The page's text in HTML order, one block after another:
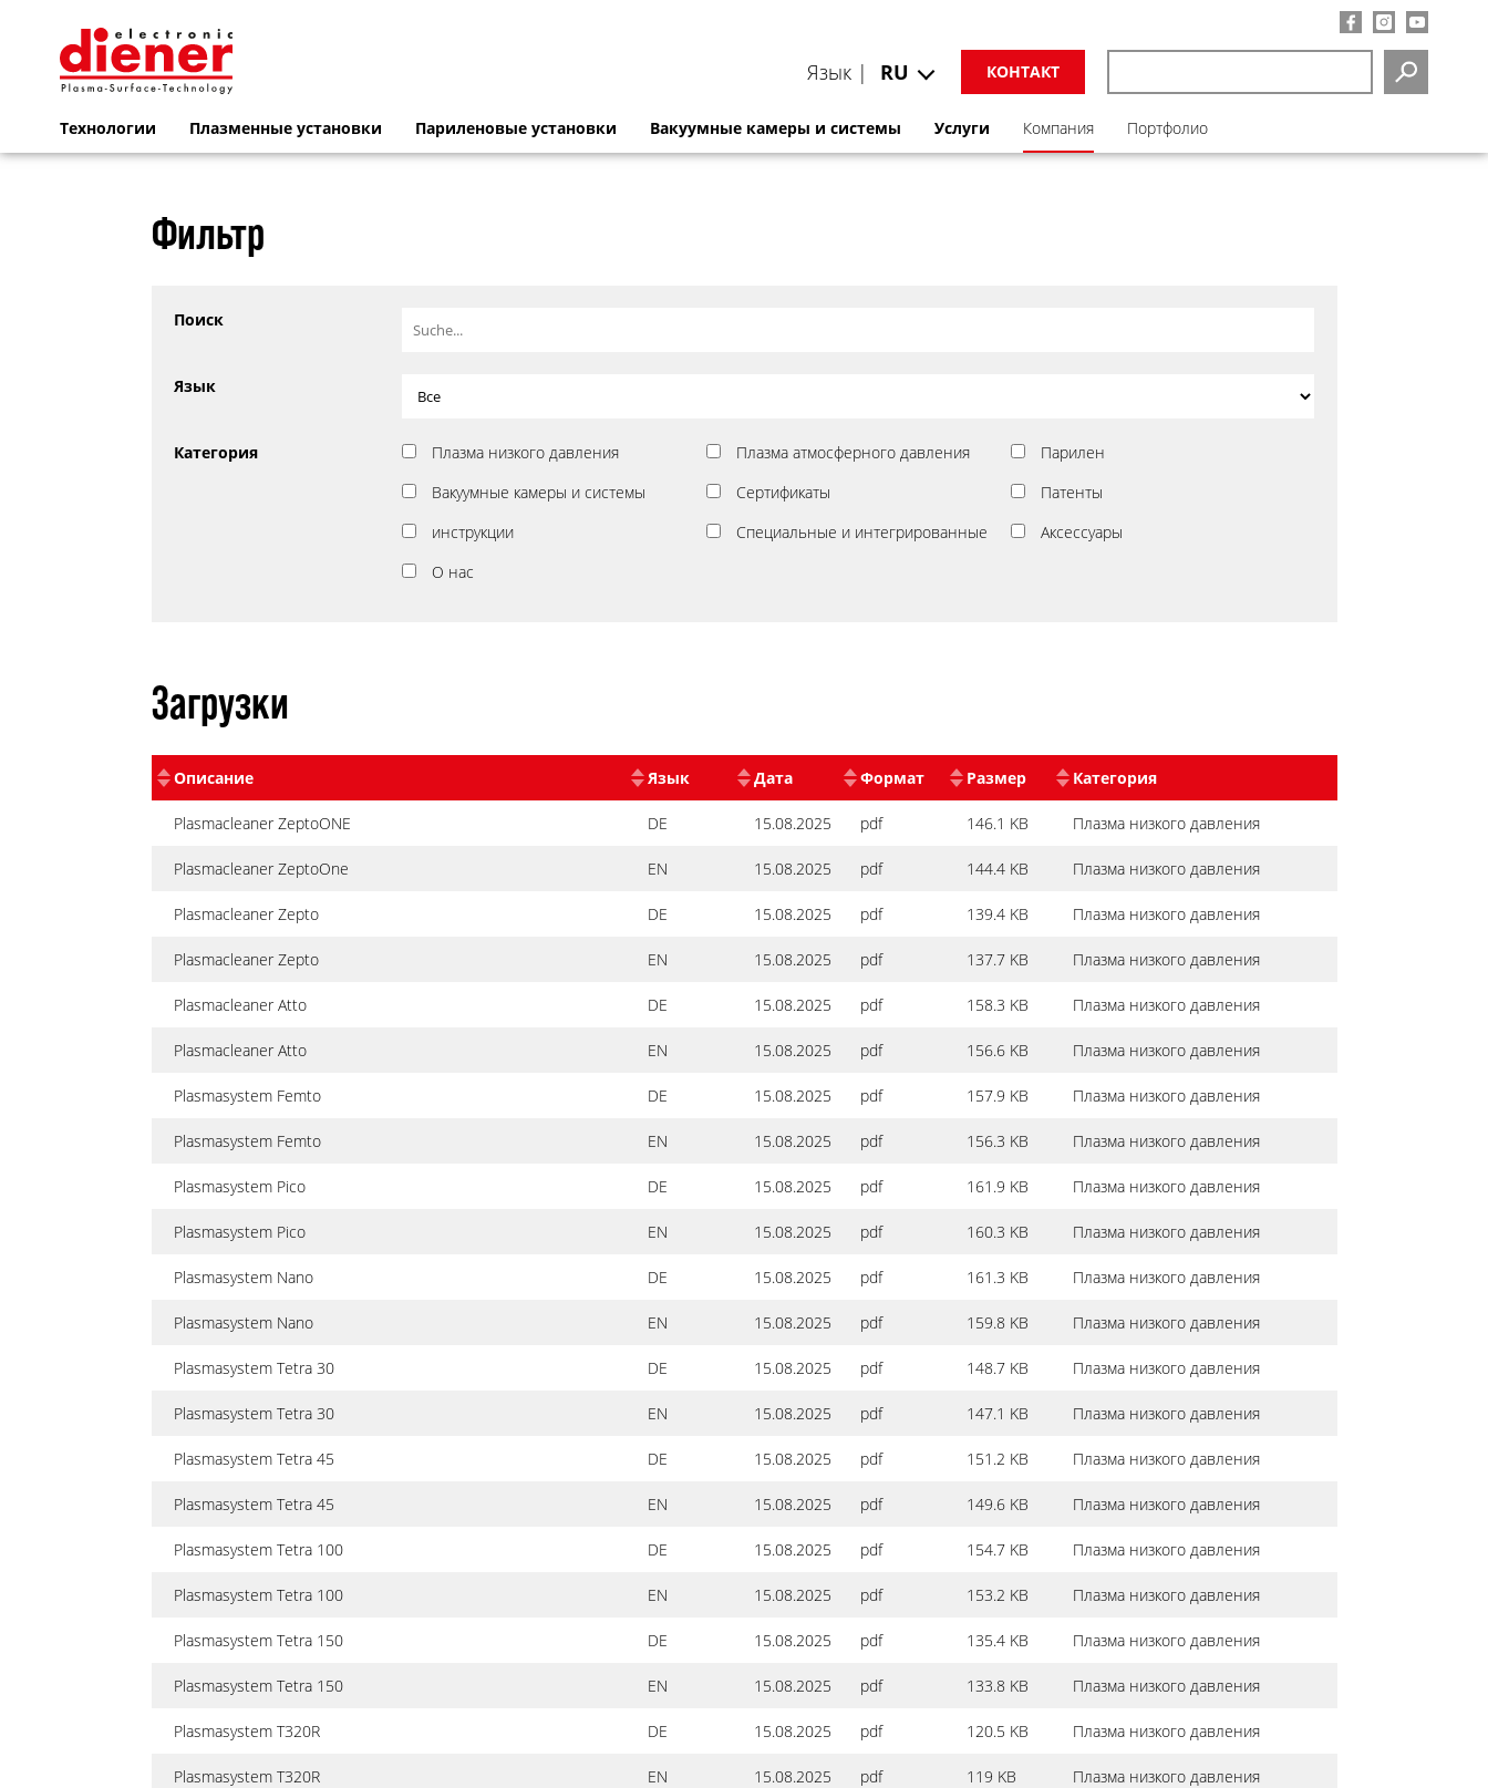
SEARCH
КОНТАКТ
Язык | RU
Технологии Плазменные установки Париленовые установки Вакуумные камеры и системы Услуги Компания Портфолио
Фильтр
Поиск
Язык
Категория Плазма низкого давления Плазма атмосферного давления
Парилен
Вакуумные камеры и системы
Сертификаты
Патенты
инструкции
Специальные и интегрированные
Аксессуары
О нас
Загрузки
Описание Язык Дата Формат Размер Категория
Plasmacleaner ZeptoONE DE 15.08.2025 pdf 146.1 KB Плазма низкого давления
Plasmacleaner ZeptoOne EN 15.08.2025 pdf 144.4 KB Плазма низкого давления
Plasmacleaner Zepto DE 15.08.2025 pdf 139.4 KB Плазма низкого давления
Plasmacleaner Zepto EN 15.08.2025 pdf 137.7 KB Плазма низкого давления
Plasmacleaner Atto DE 15.08.2025 pdf 158.3 KB Плазма низкого давления
Plasmacleaner Atto EN 15.08.2025 pdf 156.6 KB Плазма низкого давления
Plasmasystem Femto DE 15.08.2025 pdf 157.9 KB Плазма низкого давления
Plasmasystem Femto EN 15.08.2025 pdf 156.3 KB Плазма низкого давления
Plasmasystem Pico DE 15.08.2025 pdf 161.9 KB Плазма низкого давления
Plasmasystem Pico EN 15.08.2025 pdf 160.3 KB Плазма низкого давления
Plasmasystem Nano DE 15.08.2025 pdf 161.3 KB Плазма низкого давления
Plasmasystem Nano EN 15.08.2025 pdf 159.8 KB Плазма низкого давления
Plasmasystem Tetra 30 DE 15.08.2025 pdf 148.7 KB Плазма низкого давления
Plasmasystem Tetra 30 EN 15.08.2025 pdf 147.1 KB Плазма низкого давления
Plasmasystem Tetra 45 DE 15.08.2025 pdf 151.2 KB Плазма низкого давления
Plasmasystem Tetra 45 EN 15.08.2025 pdf 149.6 KB Плазма низкого давления
Plasmasystem Tetra 100 DE 15.08.2025 pdf 154.7 KB Плазма низкого давления
Plasmasystem Tetra 100 EN 15.08.2025 pdf 153.2 KB Плазма низкого давления
Plasmasystem Tetra 150 DE 15.08.2025 pdf 135.4 KB Плазма низкого давления
Plasmasystem Tetra 150 EN 15.08.2025 pdf 133.8 KB Плазма низкого давления
Plasmasystem T320R DE 15.08.2025 pdf 120.5 KB Плазма низкого давления
Plasmasystem T320R EN 15.08.2025 pdf 119 KB Плазма низкого давления